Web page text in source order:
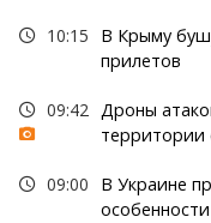
10:15
В Крыму
прилетов
09:42 Дроны
территории
09:00
В Украине
особенности